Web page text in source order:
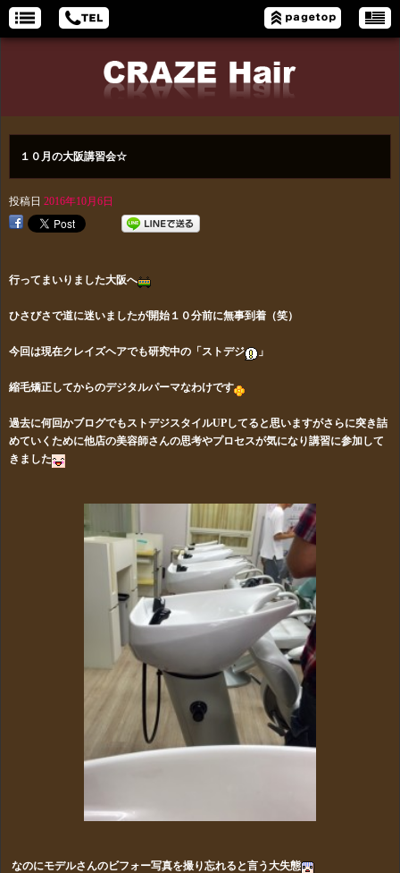
１０月の大阪講習会☆
投稿日 2016年10月6日
行ってまいりました大阪へ
ひさびさで道に迷いましたが開始１０分前に無事到着（笑）
今回は現在クレイズヘアでも研究中の「ストデジ 」
縮毛矯正してからのデジタルパーマなわけです
過去に何回かブログでもストデジスタイルUPしてると思いますがさらに突き詰
めていくために他店の美容師さんの思考やプロセスが気になり講習に参加して
きました
なのにモデルさんのビフォー写真を撮り忘れると言う大失態